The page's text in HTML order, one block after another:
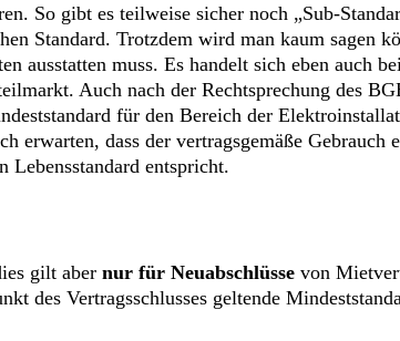
So gibt es teilweise sicher noch „Sub-
Standard. Trotzdem wird man kaum sagen
ausstatten muss. Es handelt sich eben auch
Auch nach der Rechtsprechung des
für den Bereich der
erwarten, dass der vertragsgemäße
Lebensstandard entspricht.
gilt aber nur für Neuabschlüsse von
des Vertragsschlusses geltende